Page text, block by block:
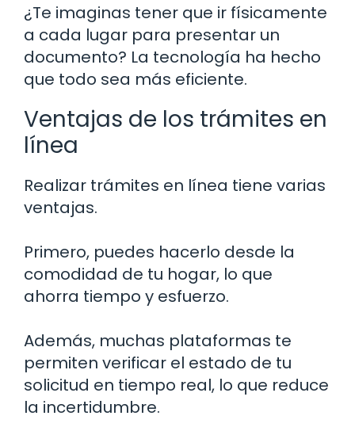
¿Te imaginas tener que ir físicamente
a cada lugar para presentar un
documento? La tecnología ha hecho
que todo sea más eficiente.
Ventajas de los trámites en
línea
Realizar trámites en línea tiene varias
ventajas.
Primero, puedes hacerlo desde la
comodidad de tu hogar, lo que
ahorra tiempo y esfuerzo.
Además, muchas plataformas te
permiten verificar el estado de tu
solicitud en tiempo real, lo que reduce
la incertidumbre.